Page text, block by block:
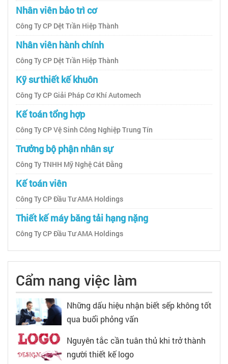
Nhân viên bảo trì cơ
Công Ty CP Dệt Trần Hiệp Thành
Nhân viên hành chính
Công Ty CP Dệt Trần Hiệp Thành
Kỹ sư thiết kế khuôn
Công Ty CP Giải Pháp Cơ Khí Automech
Kế toán tổng hợp
Công Ty CP Vệ Sinh Công Nghiệp Trung Tín
Trưởng bộ phận nhân sự
Công Ty TNHH Mỹ Nghệ Cát Đằng
Kế toán viên
Công Ty CP Đầu Tư AMA Holdings
Thiết kế máy băng tải hạng nặng
Công Ty CP Đầu Tư AMA Holdings
Cẩm nang việc làm
Những dấu hiệu nhận biết sếp không tốt
qua buổi phỏng vấn
Nguyên tắc cần tuân thủ khi trở thành
người thiết kế logo